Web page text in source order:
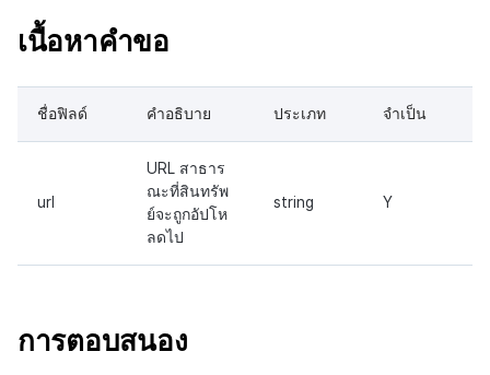
เนื้อหาคำขอ
ชื่อฟิลด์ คำอธิบาย ประเภท จำเป็น
url
URL สาธาร
ณะที่สินทรัพ
ย์จะถูกอัปโห
ลดไป
string Y
การตอบสนอง